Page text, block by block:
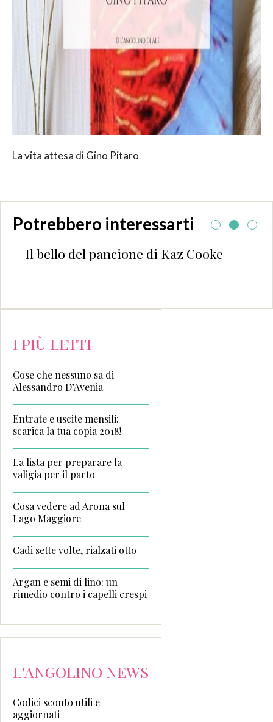
La vita attesa di Gino Pitaro
Potrebbero interessarti
Il bello del pancione di Kaz Cooke
I PIÙ LETTI
Cose che nessuno sa di
Alessandro D’Avenia
Entrate e uscite mensili:
scarica la tua copia 2018!
La lista per preparare la
valigia per il parto
Cosa vedere ad Arona sul
Lago Maggiore
Cadi sette volte, rialzati otto
Argan e semi di lino: un
rimedio contro i capelli crespi
L'ANGOLINO NEWS
Codici sconto utili e
aggiornati